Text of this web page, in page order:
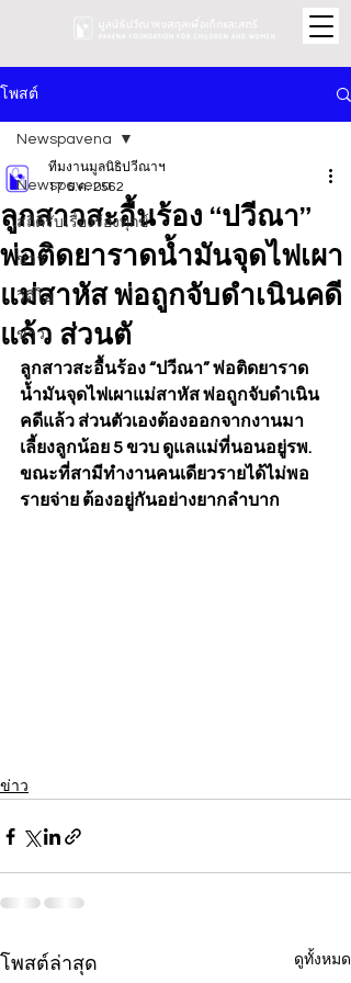
โพสต์
Newspavena
สถิติรับเรื่องร้องทุกข์
ข่าว
วิดีโอ
ข่าว
Newspavena
ลูกสาวสะอื้นร้อง “ปวีณา”
พ่อติดยาราดน้ำมันจุดไฟเผา
แม่สาหัส พ่อถูกจับดำเนินคดี
แล้ว ส่วนตั
ทีมงานมูลนิธิปวีณาฯ
17 ธ.ค. 2562
ลูกสาวสะอื้นร้อง “ปวีณา” พ่อติดยาราด
น้ำมันจุดไฟเผาแม่สาหัส พ่อถูกจับดำเนิน
คดีแล้ว ส่วนตัวเองต้องออกจากงานมา
เลี้ยงลูกน้อย 5 ขวบ ดูแลแม่ที่นอนอยู่รพ.
ขณะที่สามีทำงานคนเดียวรายได้ไม่พอ
รายจ่าย ต้องอยู่กันอย่างยากลำบาก
ข่าว
โพสต์ล่าสุด ดูทั้งหมด